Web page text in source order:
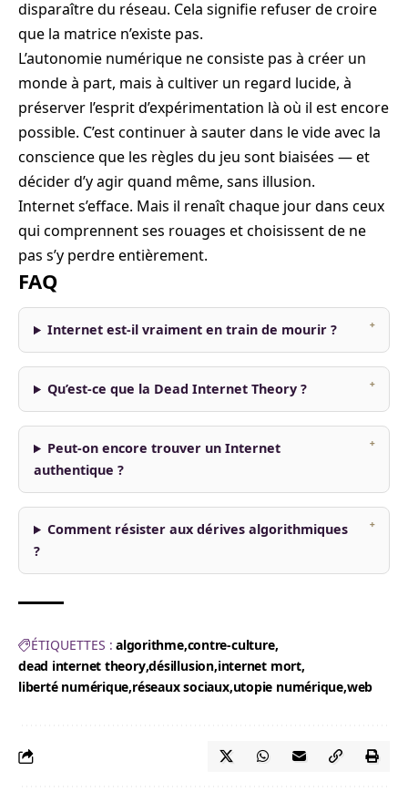
disparaître du réseau. Cela signifie refuser de croire
que la matrice n’existe pas.
L’autonomie numérique ne consiste pas à créer un
monde à part, mais à cultiver un regard lucide, à
préserver l’esprit d’expérimentation là où il est encore
possible. C’est continuer à sauter dans le vide avec la
conscience que les règles du jeu sont biaisées — et
décider d’y agir quand même, sans illusion.
Internet s’efface. Mais il renaît chaque jour dans ceux
qui comprennent ses rouages et choisissent de ne
pas s’y perdre entièrement.
FAQ
Internet est-il vraiment en train de mourir ?
Qu’est-ce que la Dead Internet Theory ?
Peut-on encore trouver un Internet
authentique ?
Comment résister aux dérives algorithmiques
?
ÉTIQUETTES : algorithme contre-culture
dead internet theorydésillusion internet mort
liberté numérique réseaux sociaux utopie numérique web